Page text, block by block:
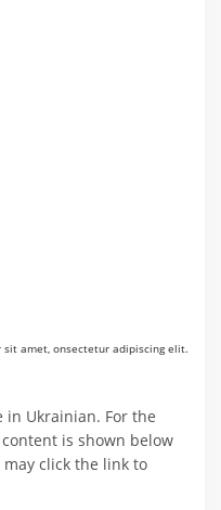
sit amet, onsectetur adipiscing elit.
in Ukrainian. For the
is shown below
click the link to